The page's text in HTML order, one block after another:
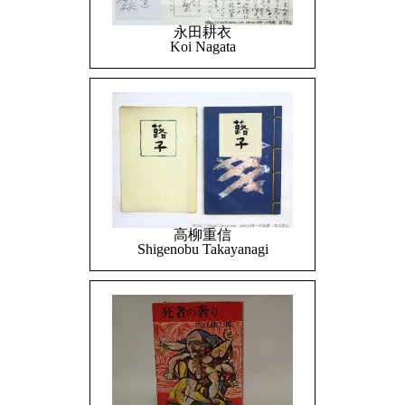
永田耕衣
Koi Nagata
高柳重信
Shigenobu Takayanagi